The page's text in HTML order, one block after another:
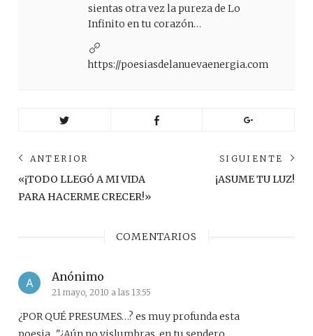
sientas otra vez la pureza de Lo
Infinito en tu corazón…
https://poesiasdelanuevaenergia.com
Navegación
de
entradas
ANTERIOR
Anterior
post:
«¡TODO LLEGÓ A MI VIDA
PARA HACERME CRECER!»
SIGUIENTE
¡ASUME TU LUZ!
COMENTARIOS
Anónimo
21 mayo, 2010 a las 13:55
¿POR QUÉ PRESUMES…? es muy profunda esta